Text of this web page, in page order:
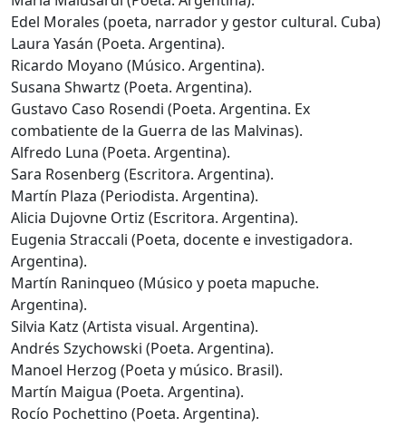
Edel Morales (poeta, narrador y gestor cultural. Cuba)
Laura Yasán (Poeta. Argentina).
Ricardo Moyano (Músico. Argentina).
Susana Shwartz (Poeta. Argentina).
Gustavo Caso Rosendi (Poeta. Argentina. Ex
combatiente de la Guerra de las Malvinas).
Alfredo Luna (Poeta. Argentina).
Sara Rosenberg (Escritora. Argentina).
Martín Plaza (Periodista. Argentina).
Alicia Dujovne Ortiz (Escritora. Argentina).
Eugenia Straccali (Poeta, docente e investigadora.
Argentina).
Martín Raninqueo (Músico y poeta mapuche.
Argentina).
Silvia Katz (Artista visual. Argentina).
Andrés Szychowski (Poeta. Argentina).
Manoel Herzog (Poeta y músico. Brasil).
Martín Maigua (Poeta. Argentina).
Rocío Pochettino (Poeta. Argentina).